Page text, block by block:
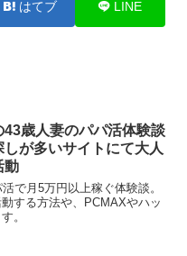
はてブ LINE
43歳人妻のパパ活体験談
しが多いサイトにて大人
動
で月5万円以上稼ぐ体験談。
する方法や、PCMAXやハッ
。